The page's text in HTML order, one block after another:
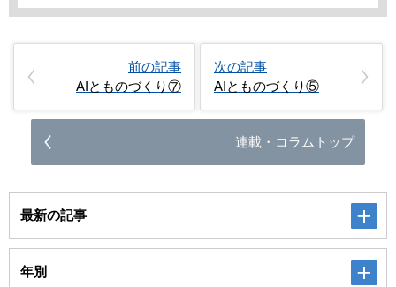
前の記事
AIとものづくり⑦
次の記事
AIとものづくり⑤
連載・コラムトップ
最新の記事
年別